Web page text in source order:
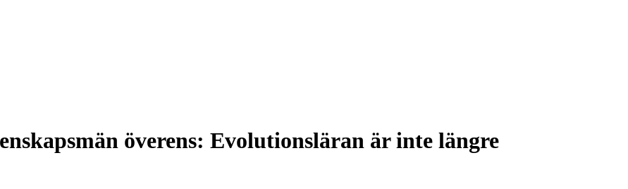
överens: Evolutionsläran är inte längre